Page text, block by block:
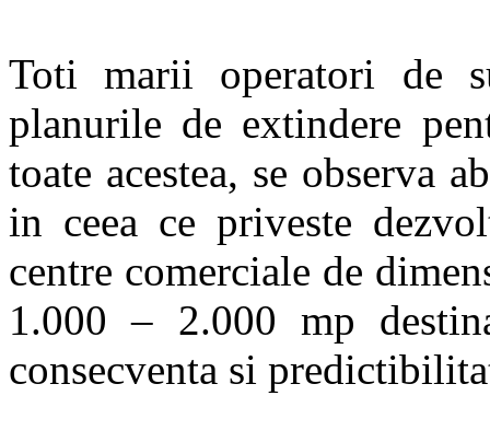
Toti marii operatori de
planurile de extindere
toate acestea, se observa
in ceea ce priveste
centre comerciale de
1.000 – 2.000 mp
consecventa si